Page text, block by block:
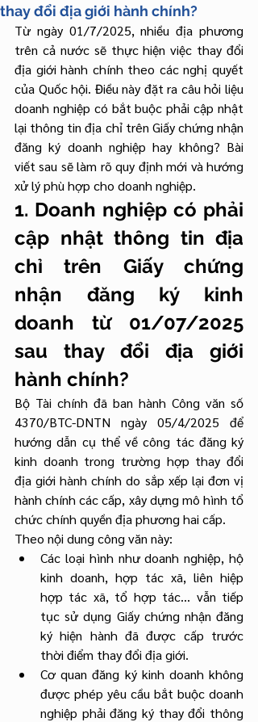
thay đổi địa giới hành chính?
Từ ngày 01/7/2025, nhiều địa phương
trên cả nước sẽ thực hiện việc thay đổi
địa giới hành chính theo các nghị quyết
của Quốc hội. Điều này đặt ra câu hỏi liệu
doanh nghiệp có bắt buộc phải cập nhật
lại thông tin địa chỉ trên Giấy chứng nhận
đăng ký doanh nghiệp hay không? Bài
viết sau sẽ làm rõ quy định mới và hướng
xử lý phù hợp cho doanh nghiệp.
1. Doanh nghiệp có phải
cập nhật thông tin địa
chỉ trên Giấy chứng
nhận đăng ký kinh
doanh từ 01/07/2025
sau thay đổi địa giới
hành chính?
Bộ Tài chính đã ban hành Công văn số
4370/BTC-DNTN ngày 05/4/2025 để
hướng dẫn cụ thể về công tác đăng ký
kinh doanh trong trường hợp thay đổi
địa giới hành chính do sắp xếp lại đơn vị
hành chính các cấp, xây dựng mô hình tổ
chức chính quyền địa phương hai cấp.
Theo nội dung công văn này:
Các loại hình như doanh nghiệp, hộ
kinh doanh, hợp tác xã, liên hiệp
hợp tác xã, tổ hợp tác... vẫn tiếp
tục sử dụng Giấy chứng nhận đăng
ký hiện hành đã được cấp trước
thời điểm thay đổi địa giới.
Cơ quan đăng ký kinh doanh không
được phép yêu cầu bắt buộc doanh
nghiệp phải đăng ký thay đổi thông